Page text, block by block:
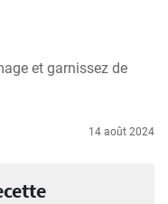
et garnissez de
14 août 2024